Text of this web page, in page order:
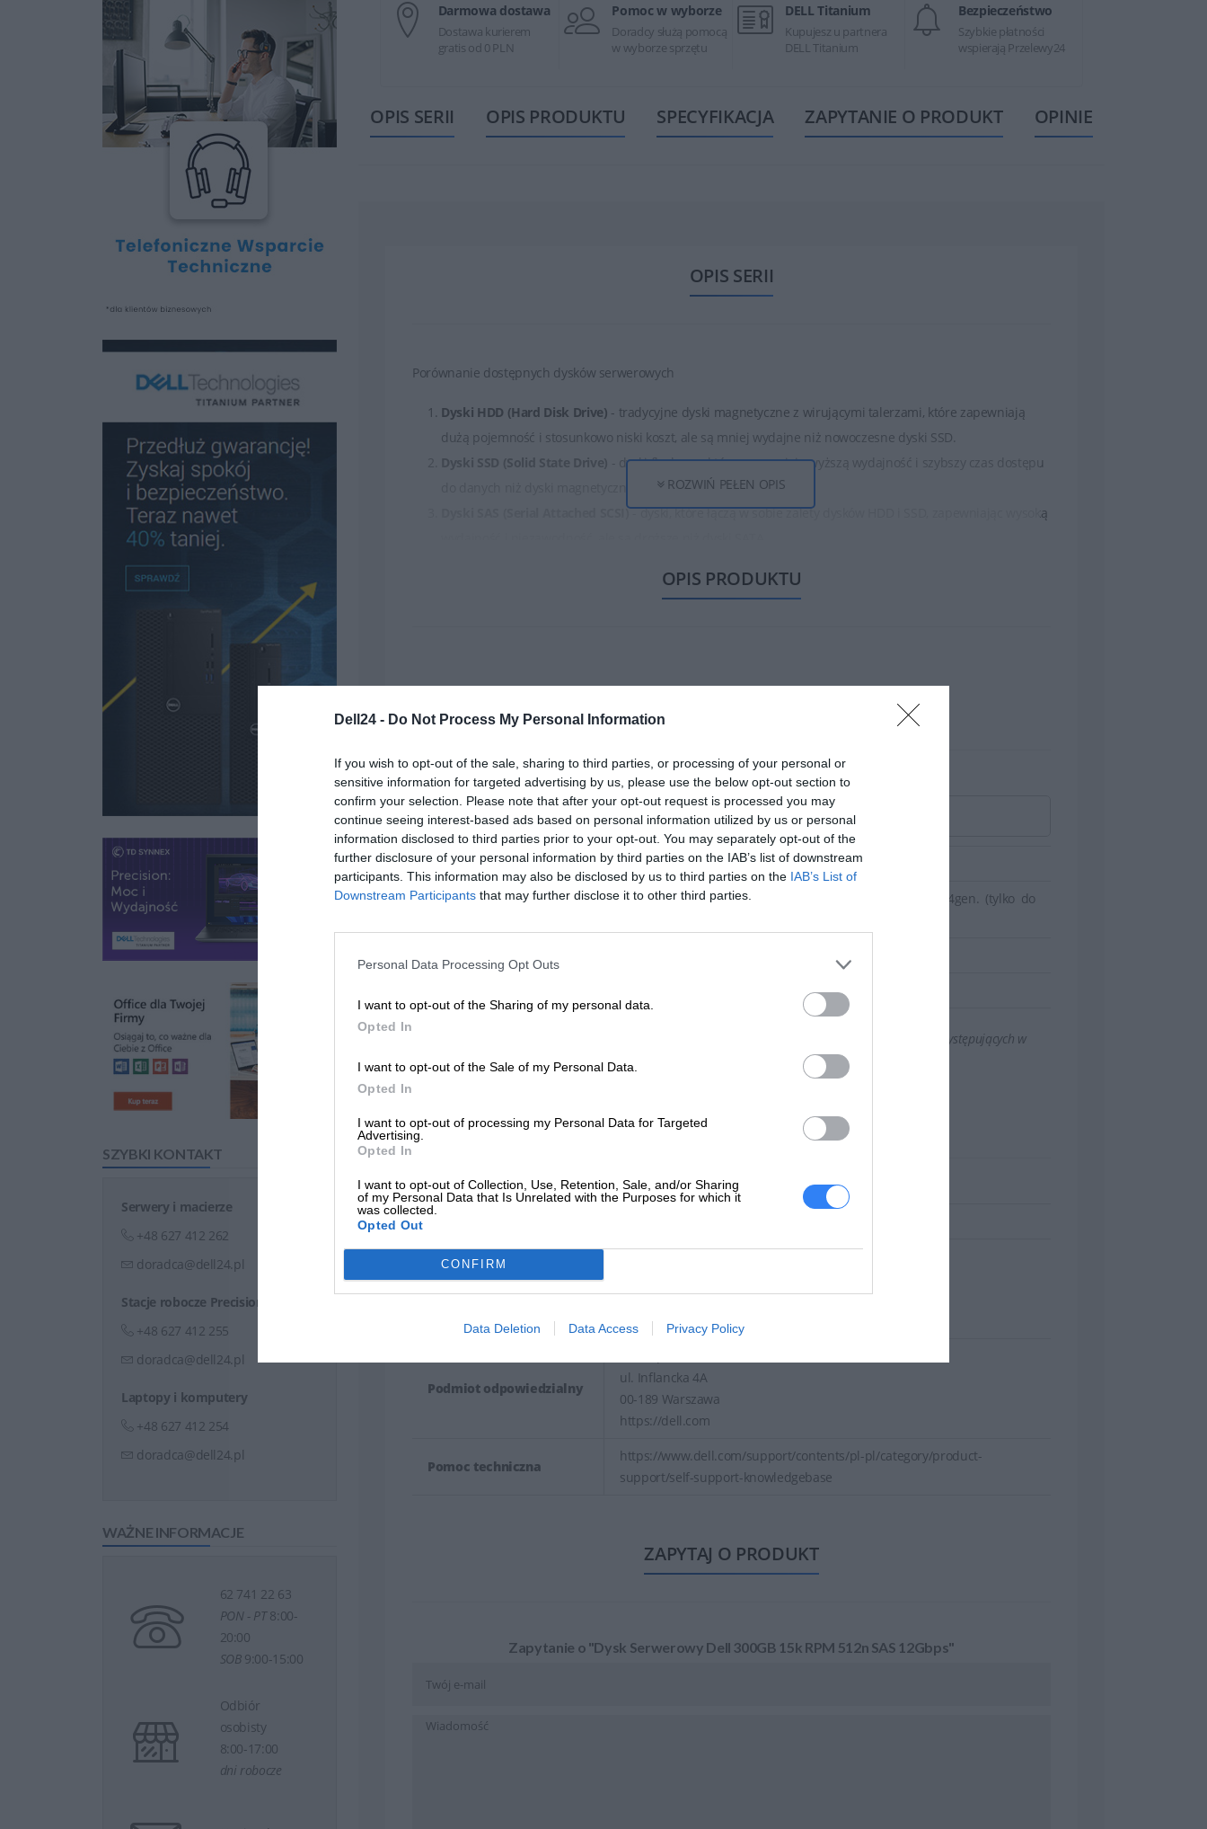
Dell24 - Do Not Process My Personal Information
If you wish to opt-out of the sale, sharing to third parties, or processing of your personal or
sensitive information for targeted advertising by us, please use the below opt-out section to
confirm your selection. Please note that after your opt-out request is processed you may
continue seeing interest-based ads based on personal information utilized by us or personal
information disclosed to third parties prior to your opt-out. You may separately opt-out of the
further disclosure of your personal information by third parties on the IAB’s list of downstream
participants. This information may also be disclosed by us to third parties on the IAB’s List of
Downstream Participants that may further disclose it to other third parties.
Personal Data Processing Opt Outs
I want to opt-out of the Sharing of my personal data.
Opted In
I want to opt-out of the Sale of my Personal Data.
Opted In
I want to opt-out of processing my Personal Data for Targeted
Advertising.
Opted In
I want to opt-out of Collection, Use, Retention, Sale, and/or Sharing
of my Personal Data that Is Unrelated with the Purposes for which it
was collected.
Opted Out
CONFIRM
Data Deletion Data Access Privacy Policy
SZYBKI KONTAKT
Serwery i macierze
+48 627 412 262
doradca@dell24.pl
Stacje robocze Precision
+48 627 412 255
doradca@dell24.pl
Laptopy i komputery
+48 627 412 254
doradca@dell24.pl
WAŻNE INFORMACJE
62 741 22 63
PON - PT8:00-
20:00
SOB9:00-15:00
Odbiór
osobisty
8:00-17:00
dni robocze
Darmowa dostawa
Dostawa kurierem
gratis od 0 PLN
Pomoc w wyborze
Doradcy służą pomocą
w wyborze sprzętu
DELL Titanium
Kupujesz u partnera
DELL Titanium
Bezpieczeństwo
Szybkie płatności
wspierają Przelewy24
OPIS SERII OPIS PRODUKTU SPECYFIKACJA ZAPYTANIE O PRODUKT OPINIE
OPIS SERII
Porównanie dostępnych dysków serwerowych
Dyski HDD (Hard Disk Drive) - tradycyjne dyski magnetyczne z wirującymi talerzami, które zapewniają
dużą pojemność i stosunkowo niski koszt, ale są mniej wydajne niż nowoczesne dyski SSD.
Dyski SSD (Solid State Drive) - dyski flashowe, które zapewniają wyższą wydajność i szybszy czas dostępu
Dyski SAS (Serial Attached SCSI)- dyski, które łączą w sobie zalety dysków HDD i SSD, zapewniając wysoką
ROZWIŃ PEŁEN OPIS
OPIS PRODUKTU
Symbol producenta 400-AUUO
Dell 300GB 15k RPM 512n SAS 12Gbps 2,5'' w 3,5'' - 14gen. (tylko do
Deklarowana waga jest wagą minimalną i może różnić się w zależności od konfiguracji oraz zmian występujących w
procesie produkcyjnym.
Round Rock, TX 78664
https://dell.com
Podmiot odpowiedzialny
ul. Inflancka 4A
00-189 Warszawa
https://dell.com
Pomoc techniczna
https://www.dell.com/support/contents/pl-pl/category/product-
support/self-support-knowledgebase
ZAPYTAJ O PRODUKT
Zapytanie o "Dysk Serwerowy Dell 300GB 15k RPM 512n SAS 12Gbps"